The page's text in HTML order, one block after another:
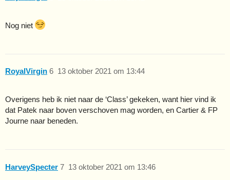
Nog niet
RoyalVirgin 13 oktober 2021 om 13:44
6
Overigens heb ik niet naar de ‘Class’ gekeken, want hier vind ik
dat Patek naar boven verschoven mag worden, en Cartier & FP
Journe naar beneden.
HarveySpecter 13 oktober 2021 om 13:46
7